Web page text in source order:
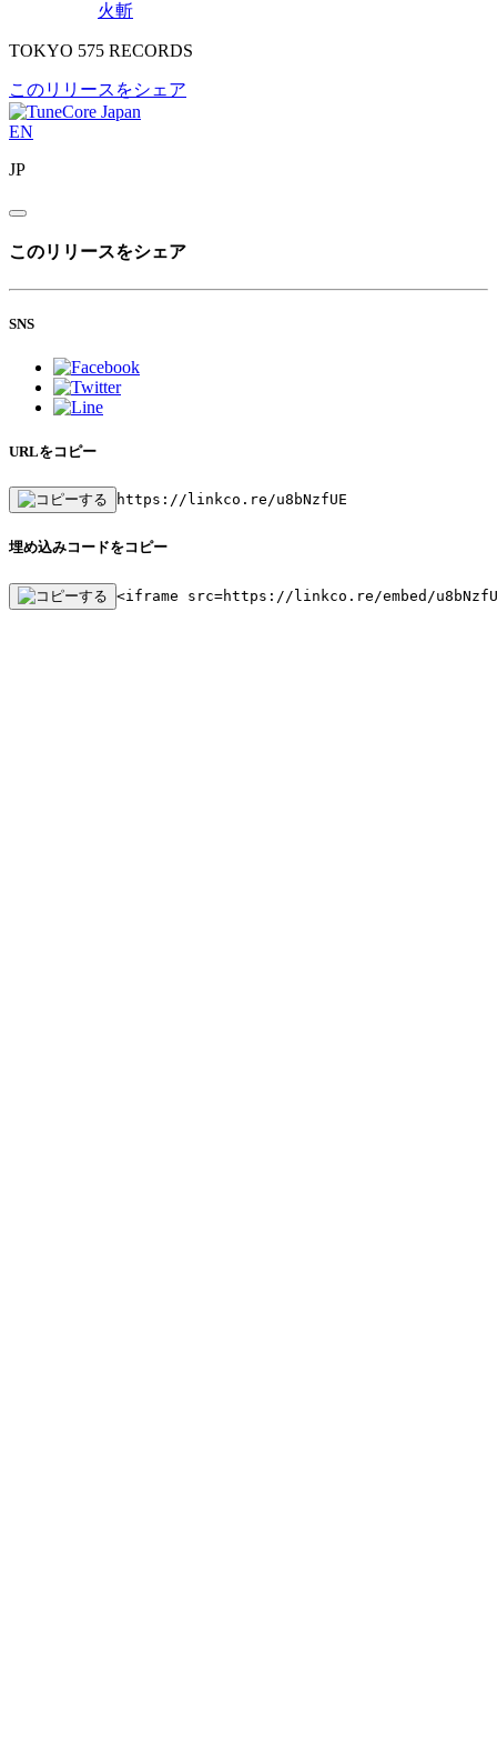
火斬
TOKYO 575 RECORDS
このリリースをシェア
EN
JP
このリリースをシェア
SNS
URLをコピー
https://linkco.re/u8bNzfUE
埋め込みコードをコピー
<iframe src=https://linkco.re/embed/